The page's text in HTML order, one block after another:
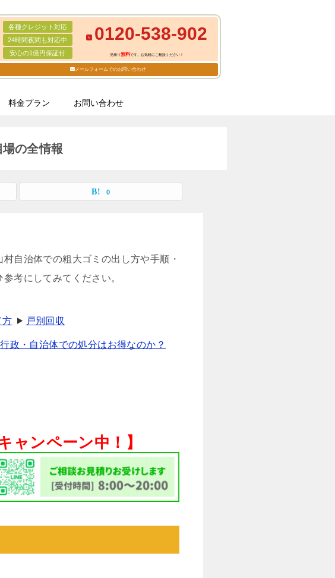
各種クレジット対応
24時間夜間も対応中
安心の1億円保証付
0120-538-902
見積り無料です。お気軽にご相談ください！
メールフォームでのお問い合わせ
料金プラン お問い合わせ
の全情報
0
自治体での粗大ゴミの出し方や手順・
考にしてみてください。
方 戸別回収
行政・自治体での処分はお得なのか？
ャンペーン中！】